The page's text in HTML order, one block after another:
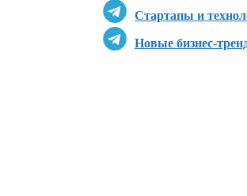
Стартапы и
Новые бизнес-